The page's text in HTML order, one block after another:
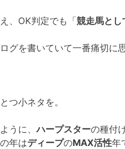
、OK判定でも「競走馬とし
グを書いていて一番痛切に
つ小ネタを。
ように、ハープスターの種付
年はディープのMAX活性年